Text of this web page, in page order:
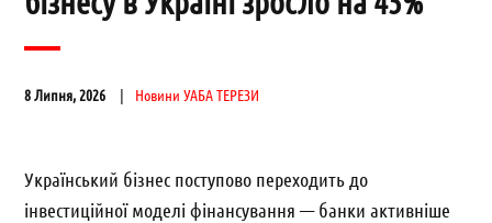
8 Липня, 2026 Новини УАБА ТЕРЕЗИ
Український бізнес поступово переходить до
інвестиційної моделі фінансування — банки активніше